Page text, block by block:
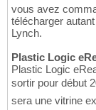
vous avez
télécharger
Lynch.
Plastic Logic
Plastic Logic
sortir pour début
sera une vitrine